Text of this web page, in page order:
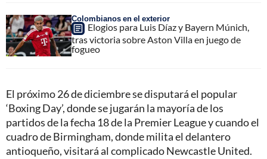
Colombianos en el exterior
Elogios para Luis Díaz y Bayern Múnich,
tras victoria sobre Aston Villa en juego de
fogueo
El próximo 26 de diciembre se disputará el popular
‘Boxing Day’, donde se jugarán la mayoría de los
partidos de la fecha 18 de la Premier League y cuando el
cuadro de Birmingham, donde milita el delantero
antioqueño, visitará al complicado Newcastle United.